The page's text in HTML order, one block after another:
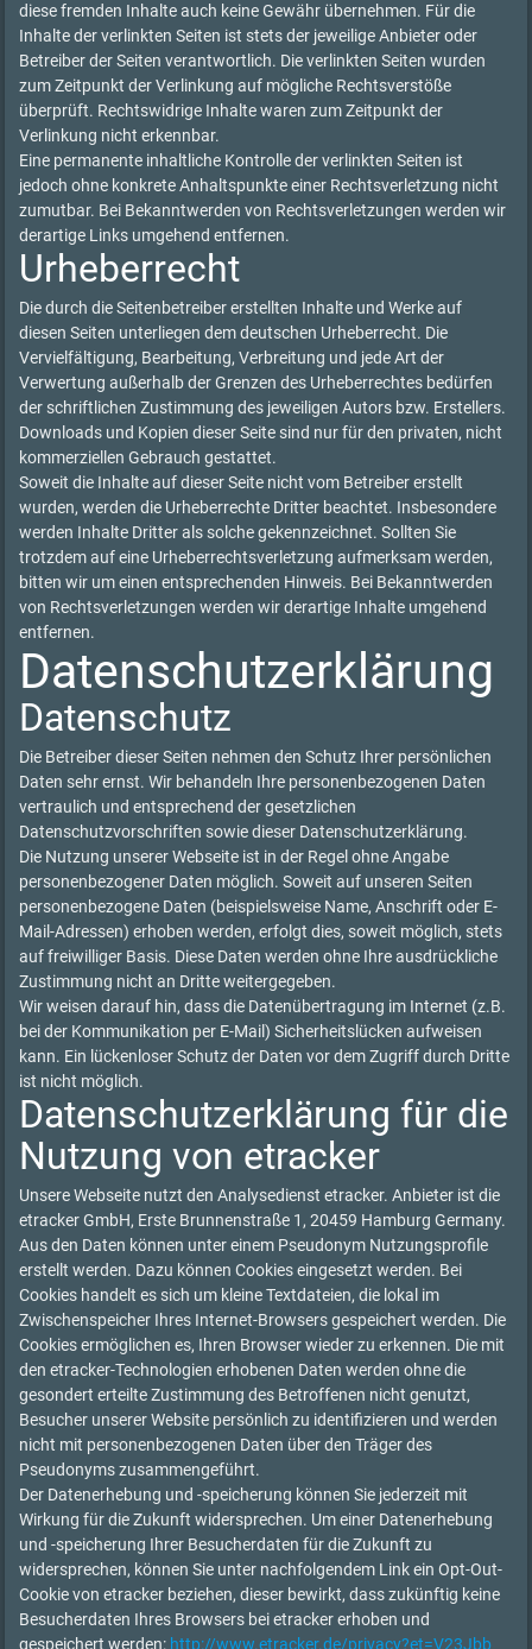
diese fremden Inhalte auch keine Gewähr übernehmen. Für die
Inhalte der verlinkten Seiten ist stets der jeweilige Anbieter oder
Betreiber der Seiten verantwortlich. Die verlinkten Seiten wurden
zum Zeitpunkt der Verlinkung auf mögliche Rechtsverstöße
überprüft. Rechtswidrige Inhalte waren zum Zeitpunkt der
Verlinkung nicht erkennbar.
Eine permanente inhaltliche Kontrolle der verlinkten Seiten ist
jedoch ohne konkrete Anhaltspunkte einer Rechtsverletzung nicht
zumutbar. Bei Bekanntwerden von Rechtsverletzungen werden wir
derartige Links umgehend entfernen.
Urheberrecht
Die durch die Seitenbetreiber erstellten Inhalte und Werke auf
diesen Seiten unterliegen dem deutschen Urheberrecht. Die
Vervielfältigung, Bearbeitung, Verbreitung und jede Art der
Verwertung außerhalb der Grenzen des Urheberrechtes bedürfen
der schriftlichen Zustimmung des jeweiligen Autors bzw. Erstellers.
Downloads und Kopien dieser Seite sind nur für den privaten, nicht
kommerziellen Gebrauch gestattet.
Soweit die Inhalte auf dieser Seite nicht vom Betreiber erstellt
wurden, werden die Urheberrechte Dritter beachtet. Insbesondere
werden Inhalte Dritter als solche gekennzeichnet. Sollten Sie
trotzdem auf eine Urheberrechtsverletzung aufmerksam werden,
bitten wir um einen entsprechenden Hinweis. Bei Bekanntwerden
von Rechtsverletzungen werden wir derartige Inhalte umgehend
entfernen.
Datenschutzerklärung
Datenschutz
Die Betreiber dieser Seiten nehmen den Schutz Ihrer persönlichen
Daten sehr ernst. Wir behandeln Ihre personenbezogenen Daten
vertraulich und entsprechend der gesetzlichen
Datenschutzvorschriften sowie dieser Datenschutzerklärung.
Die Nutzung unserer Webseite ist in der Regel ohne Angabe
personenbezogener Daten möglich. Soweit auf unseren Seiten
personenbezogene Daten (beispielsweise Name, Anschrift oder E-
Mail-Adressen) erhoben werden, erfolgt dies, soweit möglich, stets
auf freiwilliger Basis. Diese Daten werden ohne Ihre ausdrückliche
Zustimmung nicht an Dritte weitergegeben.
Wir weisen darauf hin, dass die Datenübertragung im Internet (z.B.
bei der Kommunikation per E-Mail) Sicherheitslücken aufweisen
kann. Ein lückenloser Schutz der Daten vor dem Zugriff durch Dritte
ist nicht möglich.
Datenschutzerklärung für die
Nutzung von etracker
Unsere Webseite nutzt den Analysedienst etracker. Anbieter ist die
etracker GmbH, Erste Brunnenstraße 1, 20459 Hamburg Germany.
Aus den Daten können unter einem Pseudonym Nutzungsprofile
erstellt werden. Dazu können Cookies eingesetzt werden. Bei
Cookies handelt es sich um kleine Textdateien, die lokal im
Zwischenspeicher Ihres Internet-Browsers gespeichert werden. Die
Cookies ermöglichen es, Ihren Browser wieder zu erkennen. Die mit
den etracker-Technologien erhobenen Daten werden ohne die
gesondert erteilte Zustimmung des Betroffenen nicht genutzt,
Besucher unserer Website persönlich zu identifizieren und werden
nicht mit personenbezogenen Daten über den Träger des
Pseudonyms zusammengeführt.
Der Datenerhebung und -speicherung können Sie jederzeit mit
Wirkung für die Zukunft widersprechen. Um einer Datenerhebung
und -speicherung Ihrer Besucherdaten für die Zukunft zu
widersprechen, können Sie unter nachfolgendem Link ein Opt-Out-
Cookie von etracker beziehen, dieser bewirkt, dass zukünftig keine
Besucherdaten Ihres Browsers bei etracker erhoben und
gespeichert werden: http://www.etracker.de/privacy?et=V23Jbb